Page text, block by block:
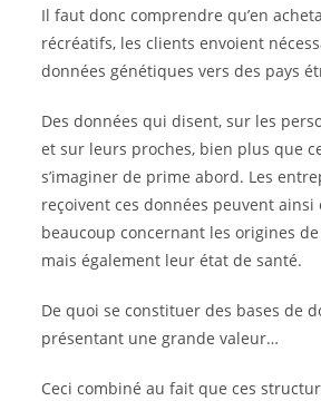
Il faut donc comprendre qu’en
récréatifs, les clients envoient
données génétiques vers des pays
Des données qui disent, sur les
et sur leurs proches, bien plus que
s’imaginer de prime abord. Les
reçoivent ces données peuvent
beaucoup concernant les origines
mais également leur état de santé.
De quoi se constituer des bases de
présentant une grande valeur…
Ceci combiné au fait que ces